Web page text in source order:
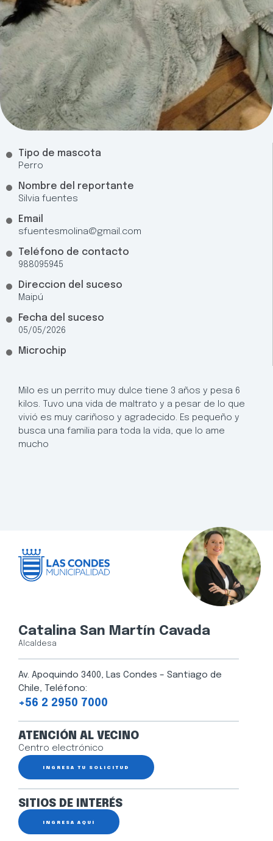
Tipo de mascota
Perro
Nombre del reportante
Silvia fuentes
Email
sfuentesmolina@gmail.com
Teléfono de contacto
988095945
Direccion del suceso
Maipú
Fecha del suceso
05/05/2026
Microchip
Milo es un perrito muy dulce tiene 3 años y pesa 6
kilos. Tuvo una vida de maltrato y a pesar de lo que
vivió es muy cariñoso y agradecido. Es pequeño y
busca una familia para toda la vida, que lo ame
mucho
Catalina San Martín Cavada
Alcaldesa
Av. Apoquindo 3400, Las Condes – Santiago de
Chile, Teléfono:
+56 2 2950 7000
ATENCIÓN AL VECINO
Centro electrónico
INGRESA TU SOLICITUD
SITIOS DE INTERÉS
INGRESA AQUÍ